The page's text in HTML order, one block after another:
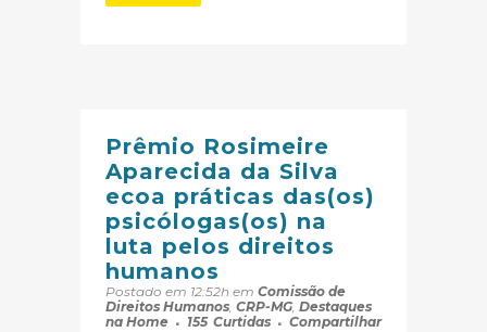
Prêmio Rosimeire
Aparecida da Silva
ecoa práticas das(os)
psicólogas(os) na
luta pelos direitos
humanos
Postado em 12:52h em Comissão de
Direitos Humanos, CRP-MG, Destaques
na Home
155 Curtidas Compartilhar